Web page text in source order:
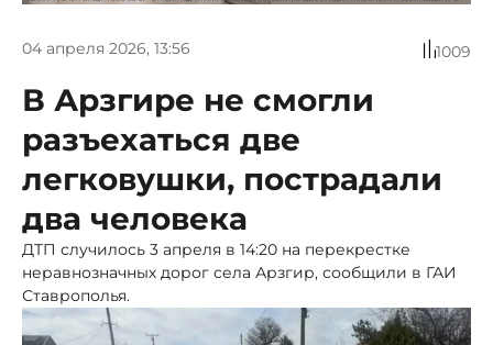
04 апреля 2026, 13:56 1009
В Арзгире не смогли
разъехаться две
легковушки, пострадали
два человека
ДТП случилось 3 апреля в 14:20 на перекрестке
неравнозначных дорог села Арзгир, сообщили в ГАИ
Ставрополья.